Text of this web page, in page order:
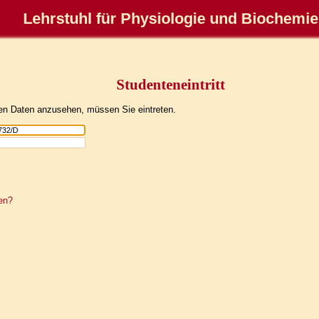
Lehrstuhl für Physiologie und Biochemie
Studenteneintritt
Daten anzusehen, müssen Sie eintreten.